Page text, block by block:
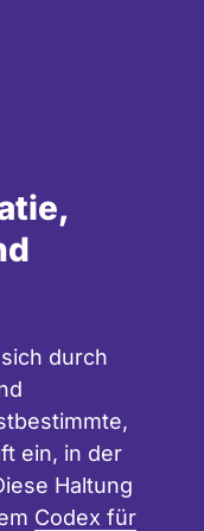
durch
ein, in der
Haltung
Codex für